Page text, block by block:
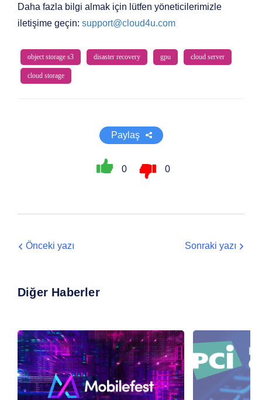
Daha fazla bilgi almak için lütfen yöneticilerimizle
iletişime geçin: support@cloud4u.com
object storage s3 disaster recovery gpu cloud server
cloud storage
Paylaş
0 0
Önceki yazı Sonraki yazı
Diğer Haberler